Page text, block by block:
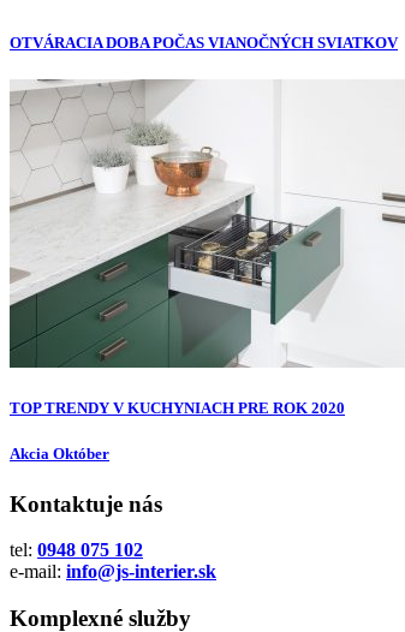
OTVÁRACIA DOBA POČAS VIANOČNÝCH SVIATKOV
TOP TRENDY V KUCHYNIACH PRE ROK 2020
Akcia Október
Kontaktuje nás
tel: 0948 075 102
e-mail: info@js-interier.sk
Komplexné služby